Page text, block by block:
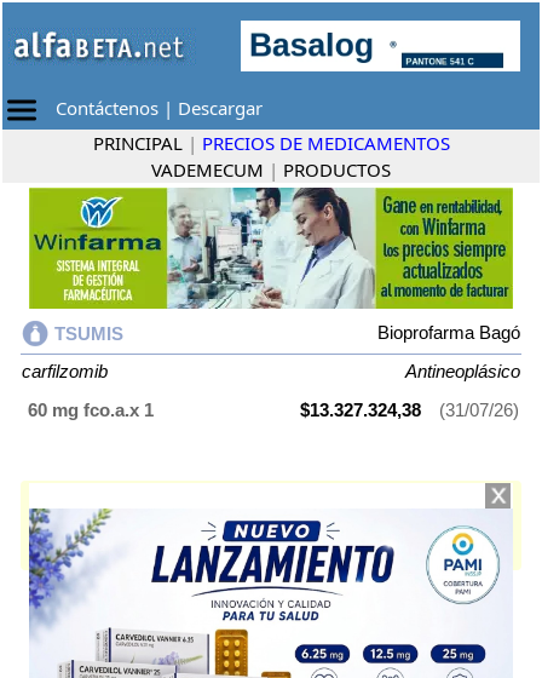
Contáctenos | Descargar
PRINCIPAL | PRECIOS DE MEDICAMENTOS
VADEMECUM | PRODUCTOS
TSUMIS
Bioprofarma Bagó
carfilzomib
Antineoplásico
60 mg fco.a.x 1
$13.327.324,38 (31/07/26)
producido por
Bioprofarma Bagóy cuenta con 1 presentación
disponible.
Explorar más
Otros productos concarfilzomib
Otros productos deBioprofarma Bagó